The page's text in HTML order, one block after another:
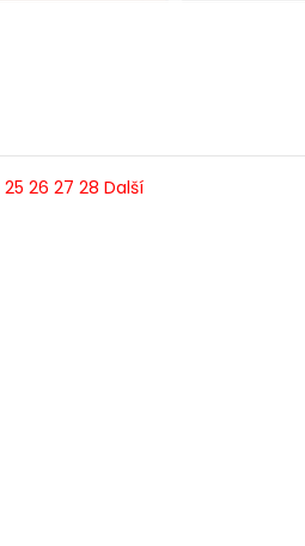
25 26 27 28 Další